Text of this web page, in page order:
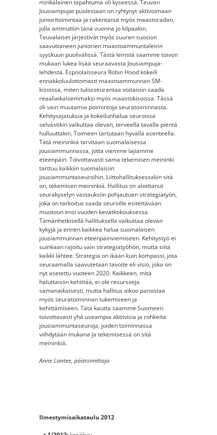
Ilmestymisaikataulu 2012
minkälainen tapahtuma oli kyseessä. Teuvan
Jousiampujat puolestaan on ryhtynyt aktivoimaan
junioritoimintaa ja rakentanut myös maastoradan,
jolla ammuttiin tänä vuonna jo kilpaakin.
Teuvalaiset järjestivät myös suuren suosion
saavuttaneen juniorien maastoammuntaleirin
syyskuun puolivälissä. Tästä leiristä saamme toivon
mukaan lukea lisää seuraavasta Jousiampuja-
lehdestä. Espoolaisseura Robin Hood kokeili
ennakkoluulottomasti maastoammunnan SM-
kisoissa, miten tulosseurantaa voitaisiin saada
reaaliaikaisemmaksi myös maastokisoissa. Tässä
oli vain muutamia poimintoja seuratoiminnasta.
Kehitysajatuksia ja kokeilunhalua seuroissa
selvästikin vaikuttaa olevan, terveellä tavalla pientä
hulluuttakin. Toimeen tartutaan hyvällä asenteella.
Tätä meininkiä tarvitaan suomalaisessa
jousiammunnassa, jotta viemme lajiamme
eteenpäin. Toivottavasti sama tekemisen meininki
tarttuu kaikkiin suomalaisiin
jousiammuntaseuroihin. Liittohallituksessakin sitä
on, tekemisen meininkiä. Hallitus on aloittanut
seurakyselyn vastauksiin pohjautuen strategiatyön,
joka on tarkoitus saada seuroille esitettävään
muotoon ensi vuoden kevätkokouksessa.
Tämänhetkisellä hallituksella vaikuttaa olevan
kykyjä ja ennen kaikkea halua suomalaisen
jousiammunnan eteenpäinviemiseen. Kehitystyö ei
suinkaan rajoitu vain strategiatyöhön, mutta siitä
kaikki lähtee. Strategia on ikään kuin kompassi, jota
seuraamalla saavutetaan tavoite eli visio, joka on
nyt asetettu vuoteen 2020. Kaikkeen, mitä
haluttaisiin kehittää, ei ole resursseja
samanaikaisesti, mutta hallitus aikoo panostaa
myös seuratoiminnan tukemiseen ja
kehittämiseen. Tätä kautta saamme Suomeen
toivottavasti yhä useampia aktiivisia ja rohkeita
jousiammuntaseuroja, joiden toiminnassa
viihdytään mukana ja tekemisessä on sitä
meininkiä.
Anne Lantee, päätoimittaja